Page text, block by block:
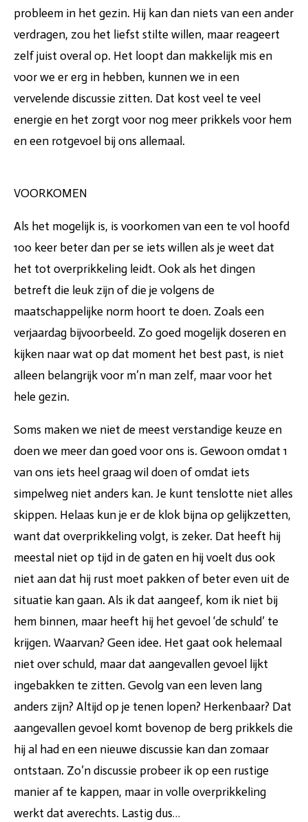
probleem in het gezin. Hij kan dan niets van een ander
verdragen, zou het liefst stilte willen, maar reageert
zelf juist overal op. Het loopt dan makkelijk mis en
voor we er erg in hebben, kunnen we in een
vervelende discussie zitten. Dat kost veel te veel
energie en het zorgt voor nog meer prikkels voor hem
en een rotgevoel bij ons allemaal.
VOORKOMEN
Als het mogelijk is, is voorkomen van een te vol hoofd
100 keer beter dan per se iets willen als je weet dat
het tot overprikkeling leidt. Ook als het dingen
betreft die leuk zijn of die je volgens de
maatschappelijke norm hoort te doen. Zoals een
verjaardag bijvoorbeeld. Zo goed mogelijk doseren en
kijken naar wat op dat moment het best past, is niet
alleen belangrijk voor m’n man zelf, maar voor het
hele gezin.
Soms maken we niet de meest verstandige keuze en
doen we meer dan goed voor ons is. Gewoon omdat 1
van ons iets heel graag wil doen of omdat iets
simpelweg niet anders kan. Je kunt tenslotte niet alles
skippen. Helaas kun je er de klok bijna op gelijkzetten,
want dat overprikkeling volgt, is zeker. Dat heeft hij
meestal niet op tijd in de gaten en hij voelt dus ook
niet aan dat hij rust moet pakken of beter even uit de
situatie kan gaan. Als ik dat aangeef, kom ik niet bij
hem binnen, maar heeft hij het gevoel ‘de schuld’ te
krijgen. Waarvan? Geen idee. Het gaat ook helemaal
niet over schuld, maar dat aangevallen gevoel lijkt
ingebakken te zitten. Gevolg van een leven lang
anders zijn? Altijd op je tenen lopen? Herkenbaar? Dat
aangevallen gevoel komt bovenop de berg prikkels die
hij al had en een nieuwe discussie kan dan zomaar
ontstaan. Zo’n discussie probeer ik op een rustige
manier af te kappen, maar in volle overprikkeling
werkt dat averechts. Lastig dus…